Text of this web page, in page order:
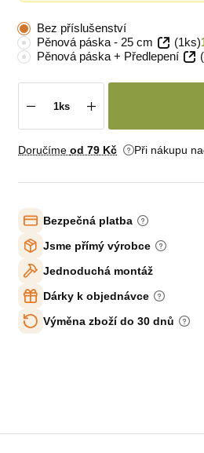
Bez příslušenství
Pěnová páska - 25 cm
(1ks)
Pěnová páska + Předlepení
Doručíme od 79 Kč Při nákupu
Bezpečná platba
Jsme přímý výrobce
Jednoduchá montáž
Dárky k objednávce
Výměna zboží do 30 dnů